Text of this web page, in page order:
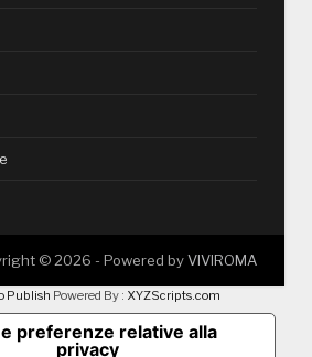
© 2026 - Powered byVIVIROMA
Publish Powered By : XYZScripts.com
preferenze relative alla
privacy